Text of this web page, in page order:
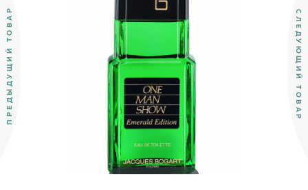
ПРЕДЫДУЩИЙ ТОВАР СЛЕДУЮЩИЙ ТОВАР
Double tap to zoom